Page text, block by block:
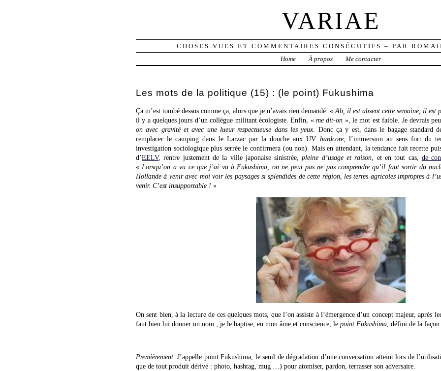
VARIAE
CHOSES VUES ET COMMENTAIRES CONSÉCUTIFS – PAR
Home
À propos Me contacter
Les mots de la politique (15) : (le point) Fukushima
Ça m’est tombé dessus comme ça, alors que je n’avais rien demandé. « Ah, il est absent cette semaine, il est
il y a quelques jours d’un collègue militant écologiste. Enfin, « me dit-on », le mot est faible. Je devrais
on avec gravité et avec une lueur respectueuse dans les yeux . Donc ça y est, dans le bagage
remplacer le camping dans le Larzac par la douche aux UV hardcore, l’immersion au sens fort du
investigation sociologique plus serrée le confirmera (ou non). Mais en attendant, la tendance fait recette
d’EELV, rentre justement de la ville japonaise sinistrée,pleine d’usage et raison , et en tout cas, de
« Lorsqu’on a vu ce que j’ai vu à Fukushima, on ne peut pas ne pas comprendre qu’il faut sortir du
Hollande à venir avec moi voir les paysages si splendides de cette région, les terres agricoles impropres à
venir. C’est insupportable ! »
On sent bien, à la lecture de ces quelques mots, que l’on assiste à l’émergence d’un concept majeur, après
faut bien lui donner un nom ; je le baptise, en mon âme et conscience, le point Fukushima, défini de la façon
Premièrement. J’appelle point Fukushima, le seuil de dégradation d’une conversation atteint lors de
que de tout produit dérivé : photo, hashtag, mug …) pour atomiser, pardon, terrasser son adversaire.